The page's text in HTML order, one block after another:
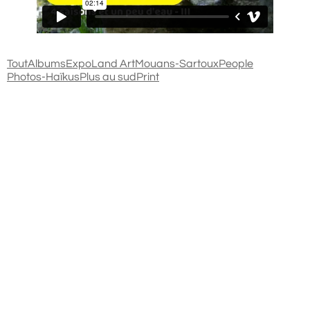
ToutAlbumsExpoLand ArtMouans-SartouxPeople
Photos-HaïkusPlus au sudPrint